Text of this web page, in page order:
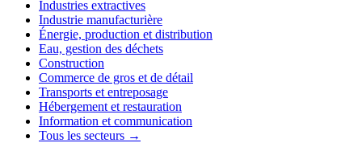
Industries extractives
Industrie manufacturière
Énergie, production et distribution
Eau, gestion des déchets
Construction
Commerce de gros et de détail
Transports et entreposage
Hébergement et restauration
Information et communication
Tous les secteurs →